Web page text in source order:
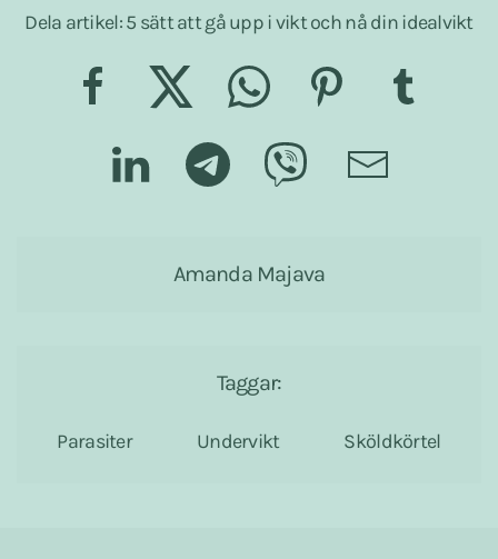
Dela artikel: 5 sätt att gå upp i vikt och nå din idealvikt
Amanda Majava
Taggar:
Parasiter Undervikt Sköldkörtel